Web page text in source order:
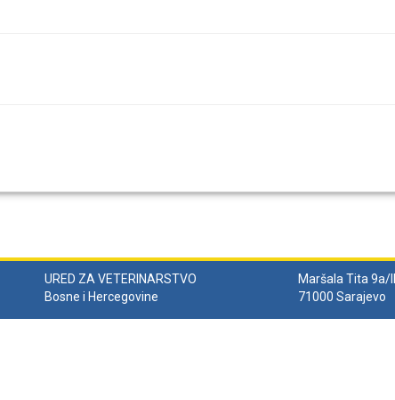
URED ZA VETERINARSTVO
Bosne i Hercegovine
Maršala Tita 9a/II
71000 Sarajevo